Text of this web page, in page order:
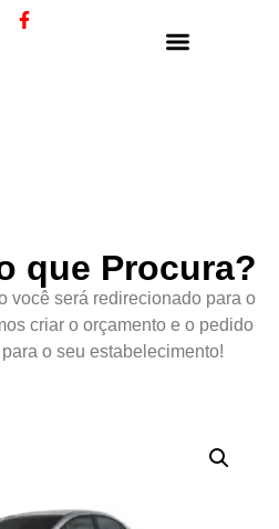
que Procura?
você será redirecionado para o
criar o orçamento e o pedido
o seu estabelecimento!